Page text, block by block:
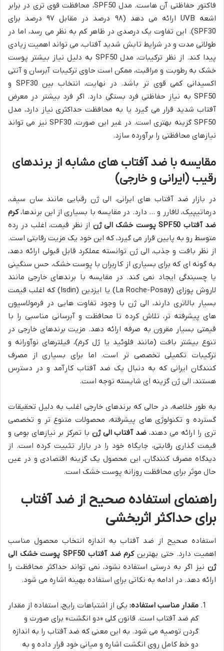
فاکتور حفاظتی آن هاست. مدل SPF50، محافظت قوی تری در برابر
اشعه UVB ارائه می دهد (۹۸ درصد در مقابل ۹۷ درصد برای
SPF30). این تفاوت یک درصدی در ظاهر کم به نظر می رسد، اما در
طولانی مدت و در شرایط تابش شدید آفتاب، می تواند اهمیت زیادی
پیدا کند. از نظر ترکیبات، مدل SPF50 به دلیل نیاز بیشتر پوست
خشک به رطوبت و مراقبت، ممکن است حاوی ترکیبات آبرسان و آنتی
اکسیدانی کمی قوی تر باشد. در نهایت، انتخاب بین SPF30 و
SPF50 به نیاز حفاظتی فرد بستگی دارد. اگر فرد بیشتر در معرض
آفتاب شدید قرار می گیرد یا به محافظت حداکثری نیاز دارد، مدل
SPF50 گزینه بهتری است. در غیر این صورت، SPF30 نیز می تواند
نیازهای محافظتی را برآورده سازد.
مقایسه با ضد آفتاب های مشابه از برندهای
رقیب (ایرانی و خارجی)
در بازار ضد آفتاب های ایرانی، الی ژن رقبایی مانند سان سیف،
درماتیپیک، لافارر و … دارد. در مقایسه با بسیاری از این برندها،کرم
ضد آفتاب SPF50 پوست خشک الی ژن
از نظر قیمت، اغلب در رده
متوسط رو به پایین قرار می گیرد، که این خود یک مزیت رقابتی است.
از نظر بافت و جذب، الی ژن توانسته عملکرد قابل قبولی ارائه دهد،
به گونه ای که برای بسیاری از کاربران با پوست خشک، حس سنگینی
یا چسبندگی ایجاد نمی کند. در مقایسه با برندهای خارجی مانند
لاروش پوزای (La Roche-Posay) یا ایزدین (Isdin) که اغلب قیمت
بسیار بالاتری دارند، الی ژن با وجود تفاوت هایی در فرمولاسیون
های پیشرفته تر، تلاش کرده تا محافظت و آبرسانی مناسبی را با
قیمتی بسیار مقرون به صرفه ارائه دهد. مزیت برندهای خارجی در
تنوع بیشتر بافت (مانند فلوئید یا ژل کرم)، فیلترهای نوآورانه و
ترکیبات تکمیلی تخصصی تر است. اما برای بسیاری از مصرف
کنندگان ایرانی که به دنبال یک ضد آفتاب کارآمد و در دسترس
هستند، الی ژن گزینه ای شایسته توجه است.
به طور خلاصه، در حالی که برندهای خارجی اغلب به دلیل تحقیقات
گسترده و تکنولوژی های پیشرفته، محصولات متنوع تر و تخصصی
تری را ارائه می دهند، ضد آفتاب الی ژن با تمرکز بر نیازهای بومی و
قیمت گذاری رقابتی، جایگاه خود را در بازار تثبیت کرده است. از
دیدگاه مصرف کنندگان، این محصول یک گزینه اقتصادی و در عین
حال موثر برای محافظت روزانه پوست خشک است.
راهنمای استفاده صحیح از ضد آفتاب
برای حداکثر اثربخشی
استفاده صحیح از ضد آفتاب به اندازه انتخاب محصول مناسب
اهمیت دارد. حتی بهترین
کرم ضد آفتاب SPF50 پوست خشک الی
ژن نیز اگر به درستی استفاده نشود، نمی تواند حداکثر محافظت را
ارائه دهد. در ادامه به نکاتی برای استفاده بهینه اشاره می شود.
مقدار مناسب استفاده: یکی از اشتباهات رایج، استفاده از مقدار
کم ضد آفتاب است. قانون کلی «دو انگشت» برای صورت و
گردن توصیه می شود. به این معنی که ضد آفتاب را به اندازه
دو خط کامل روی انگشت اشاره و میانی خود قرار داده و به